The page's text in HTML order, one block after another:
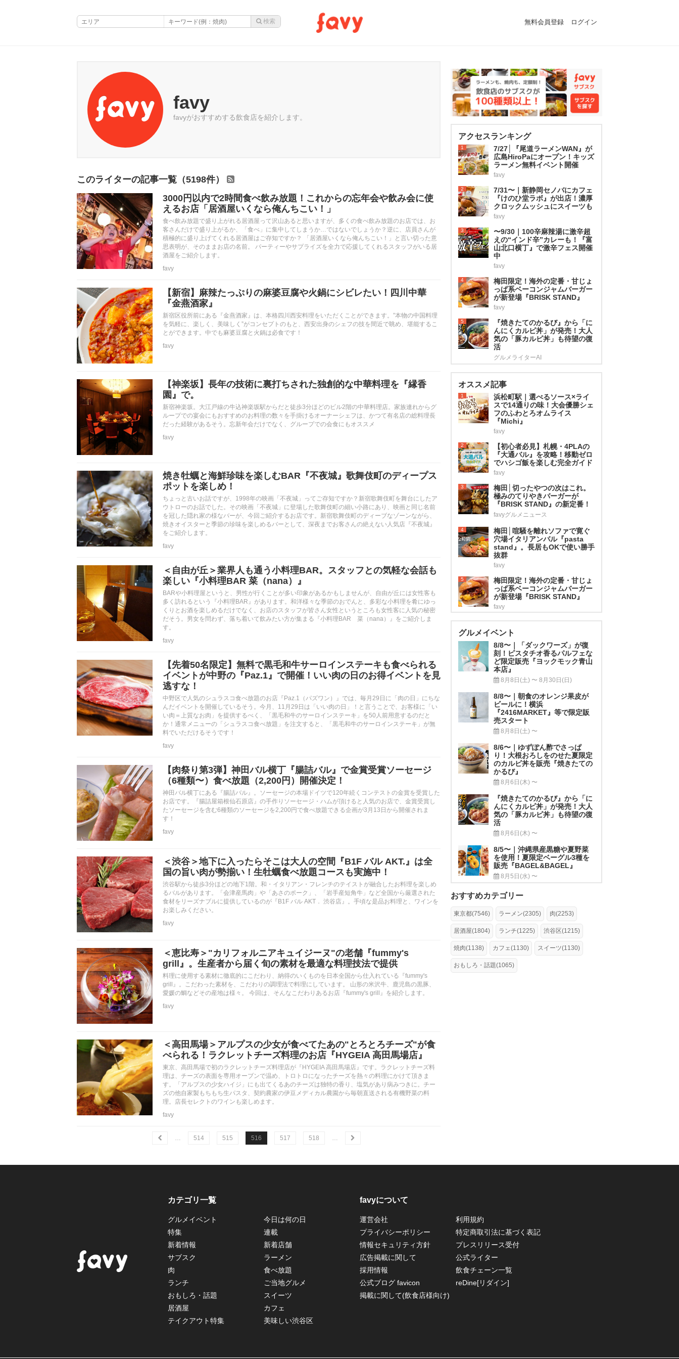
無料会員登録 ログイン
favy
favyがおすすめする飲食店を紹介します。
このライターの記事一覧（5198件）
3000円以内で2時間食べ飲み放題！これからの忘年会や飲み会に使
えるお店「居酒屋いくなら俺んちこい！」
食べ飲み放題で盛り上がれる居酒屋って沢山あると思いますが、多くの食べ飲み放題のお店では、お
客さんだけで盛り上がるか、「食べ」に集中してしまうか…ではないでしょうか？逆に、店員さんが
積極的に盛り上げてくれる居酒屋はご存知ですか？ 「居酒屋いくなら俺んちこい！」と言い切った意
思表明が、そのままお店の名前。 パーティーやサプライズを全力で応援してくれるスタッフがいる居
酒屋をご紹介します。
favy
【新宿】麻辣たっぷりの麻婆豆腐や火鍋にシビレたい！四川中華
『金燕酒家』
新宿区役所前にある『金燕酒家』は、本格四川西安料理をいただくことができます。”本物の中国料理
を気軽に、楽しく、美味しく”がコンセプトのもと、西安出身のシェフの技を間近で眺め、堪能するこ
とができます。中でも麻婆豆腐と火鍋は必食です！
favy
【神楽坂】長年の技術に裏打ちされた独創的な中華料理を『縁香
園』で。
新宿神楽坂。大江戸線の牛込神楽坂駅からだと徒歩3分ほどのビル2階の中華料理店。家族連れからグ
ループでの宴会にもおすすめのお料理の数々を手掛けるオーナーシェフは、かつて有名店の総料理長
だった経験があるそう。忘新年会だけでなく、グループでの会食にもオススメ
favy
焼き牡蠣と海鮮珍味を楽しむBAR『不夜城』歌舞伎町のディープス
ポットを楽しめ！
ちょっと古いお話ですが、1998年の映画「不夜城」ってご存知ですか？新宿歌舞伎町を舞台にしたア
ウトローのお話でした。その映画「不夜城」に登場した歌舞伎町の細い小路にあり、映画と同じ名前
を冠した隠れ家の様なバーが、今回ご紹介するお店です。新宿歌舞伎町のディーブなゾーンながら、
焼きオイスターと季節の珍味を楽しめるバーとして、深夜までお客さんの絶えない人気店『不夜城』
をご紹介します。
favy
＜自由が丘＞業界人も通う小料理BAR。スタッフとの気軽な会話も
楽しい『小料理BAR 菜（nana）』
BARや小料理屋というと、男性が行くことが多い印象があるかもしませんが、自由が丘には女性客も
多く訪れるという『小料理BAR』があります。和洋様々な季節のおでんと、多彩な小料理を肴にゆっ
くりとお酒を楽しめるだけでなく、お店のスタッフが皆さん女性というところも女性客に人気の秘密
だそう。男女を問わず、落ち着いて飲みたい方が集まる『小料理BAR 菜（nana）』をご紹介しま
す。
favy
【先着50名限定】無料で黒毛和牛サーロインステーキも食べられる
イベントが中野の『Paz.1』で開催！いい肉の日のお得イベントを見
逃すな！
中野区で人気のシュラスコ食べ放題のお店『Paz.1（パズワン）』では、毎月29日に「肉の日」にちな
んだイベントを開催しているそう。今月、11月29日は「いい肉の日」！と言うことで、お客様に「い
い肉＝上質なお肉」を提供するべく、「黒毛和牛のサーロインステーキ」を50人前用意するのだと
か！通常メニューの「シュラスコ食べ放題」を注文すると、「黒毛和牛のサーロインステーキ」が無
料でいただけるそうです！
favy
【肉祭り第3弾】神田バル横丁『腸詰バル』で金賞受賞ソーセージ
（6種類〜）食べ放題（2,200円）開催決定！
神田バル横丁にある『腸詰バル』。ソーセージの本場ドイツで120年続くコンテストの金賞を受賞した
お店です。『腸詰屋箱根仙石原店』の手作りソーセージ・ハムが頂けると人気のお店で、金賞受賞し
たソーセージを含む6種類のソーセージを2,200円で食べ放題できる企画が3月13日から開催されま
す！
favy
＜渋谷＞地下に入ったらそこは大人の空間『B1F バル AKT.』は全
国の旨い肉が勢揃い！生牡蠣食べ放題コースも実施中！
渋谷駅から徒歩3分ほどの地下1階。和・イタリアン・フレンチのテイストが融合したお料理を楽しめ
るバルがあります。「会津産馬肉」や「あさのポーク」、「岩手産短角牛」など全国から厳選された
食材をリーズナブルに提供しているのが『B1F バル AKT． 渋谷店』。手頃な是品お料理と、ワインを
お楽しみください。
favy
＜恵比寿＞"カリフォルニアキュイジーヌ"の老舗『fummy's
grill』。生産者から届く旬の素材を最適な料理技法で提供
料理に使用する素材に徹底的にこだわり、納得のいくものを日本全国から仕入れている『fummy's
grill』。こだわった素材を、こだわりの調理法で料理にしています。 山形の米沢牛、鹿児島の黒豚、
愛媛の鯛などその産地は様々。 今回は、そんなこだわりあるお店『fummy's grill』を紹介します。
favy
＜高田馬場＞アルプスの少女が食べてたあの"とろとろチーズ"が食
べられる！ラクレットチーズ料理のお店『HYGEIA 高田馬場店』
東京、高田馬場で初のラクレットチーズ料理店が『HYGEIA 高田馬場店』です。ラクレットチーズ料
理は、チーズの表面を専用オーブンで温め、トロトロになったチーズを熱々の料理にかけて頂きま
す。「アルプスの少女ハイジ」にも出てくるあのチーズは独特の香り、塩気があり病みつきに。チー
ズの他自家製もちもち生パスタ、契約農家の伊豆メディカル農園から毎朝直送される有機野菜の料
理。店長セレクトのワインも楽しめます。
favy
514 515 516 517 518
アクセスランキング
1
7/27│『尾道ラーメンWAN』が
広島HiroPaにオープン！キッズ
ラーメン無料イベント開催
favy
2
7/31〜｜新静岡セノバにカフェ
『けのひ堂ラボ』が出店！濃厚
クロックムッシュにスイーツも
favy
3
〜9/30｜100辛麻辣湯に激辛超
えの“インド辛”カレーも！『富
山北口横丁』で激辛フェス開催
中
favy
4
梅田限定！海外の定番・甘じょ
っぱ系ベーコンジャムバーガー
が新登場『BRISK STAND』
favy
5
『焼きたてのかるび』から「に
んにくカルビ丼」が発売！大人
気の「豚カルビ丼」も待望の復
活
グルメライターAI
オススメ記事
1
浜松町駅｜選べるソース×ライ
スで14通りの味！大会優勝シェ
フのふわとろオムライス
『Michi』
favy
2
【初心者必見】札幌・4PLAの
『大通バル』を攻略！移動ゼロ
でハシゴ飯を楽しむ完全ガイド
favy
3
梅田│切ったやつの次はこれ。
極みのてりやきバーガーが
『BRISK STAND』の新定番！
favyグルメニュース
4
梅田│喧騒を離れソファで寛ぐ
穴場イタリアンバル『pasta
stand』。長居もOKで使い勝手
抜群
favy
5
梅田限定！海外の定番・甘じょ
っぱ系ベーコンジャムバーガー
が新登場『BRISK STAND』
favy
グルメイベント
8/8〜｜「ダックワーズ」が復
刻！ピスタチオ香るパルフェな
ど限定販売『ヨックモック青山
本店』
8月8日(土) 〜 8月30日(日)
8/8〜｜朝食のオレンジ果皮が
ビールに！横浜
『2416MARKET』等で限定販
売スタート
8月8日(土) 〜
8/6〜｜ゆずぽん酢でさっぱ
り！大根おろしをのせた夏限定
のカルビ丼を販売『焼きたての
かるび』
8月6日(木) 〜
『焼きたてのかるび』から「に
んにくカルビ丼」が発売！大人
気の「豚カルビ丼」も待望の復
活
8月6日(木) 〜
8/5〜｜沖縄県産黒糖や夏野菜
を使用！夏限定ベーグル3種を
販売『BAGEL&BAGEL』
8月5日(水) 〜
おすすめカテゴリー
東京都(7546) ラーメン(2305) 肉(2253)
居酒屋(1804) ランチ(1225) 渋谷区(1215)
焼肉(1138) カフェ(1130) スイーツ(1130)
おもしろ・話題(1065)
カテゴリ一覧
グルメイベント
今日は何の日
特集
連載
新着情報
新着店舗
サブスク
ラーメン
肉
食べ放題
ランチ
ご当地グルメ
おもしろ・話題
スイーツ
居酒屋
カフェ
テイクアウト特集
美味しい渋谷区
favyについて
運営会社
利用規約
プライバシーポリシー
特定商取引法に基づく表記
情報セキュリティ方針
プレスリリース受付
広告掲載に関して
公式ライター
採用情報
飲食チェーン一覧
公式ブログ favicon
reDine[リダイン]
掲載に関して(飲食店様向け)